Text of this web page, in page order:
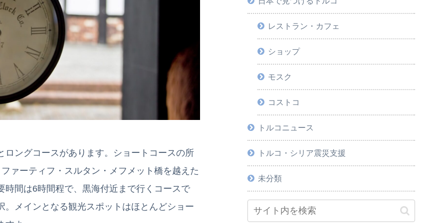
ングコースがあります。ショートコースの所
ァーティフ・スルタン・メフメット橋を越えた
間は6時間程で、黒海付近まで行くコースで
メインとなる観光スポットはほとんどショー
レストラン・カフェ
ショップ
モスク
コストコ
トルコニュース
トルコ・シリア震災支援
未分類